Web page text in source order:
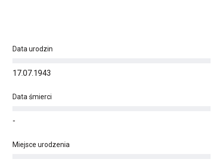
Data urodzin
17.07.1943
Data śmierci
-
Miejsce urodzenia